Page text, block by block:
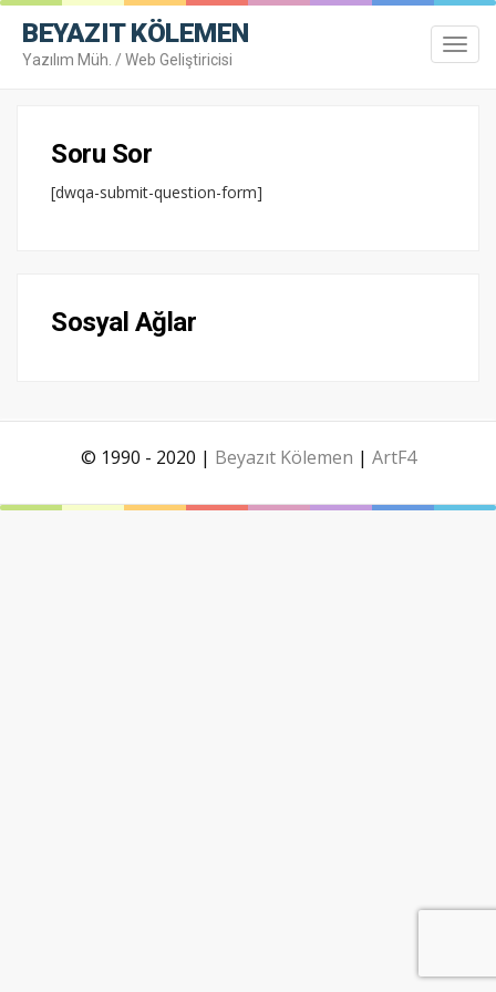
BEYAZIT KÖLEMEN
Yazılım Müh. / Web Geliştiricisi
Soru Sor
[dwqa-submit-question-form]
Sosyal Ağlar
© 1990 - 2020 | Beyazıt Kölemen | ArtF4